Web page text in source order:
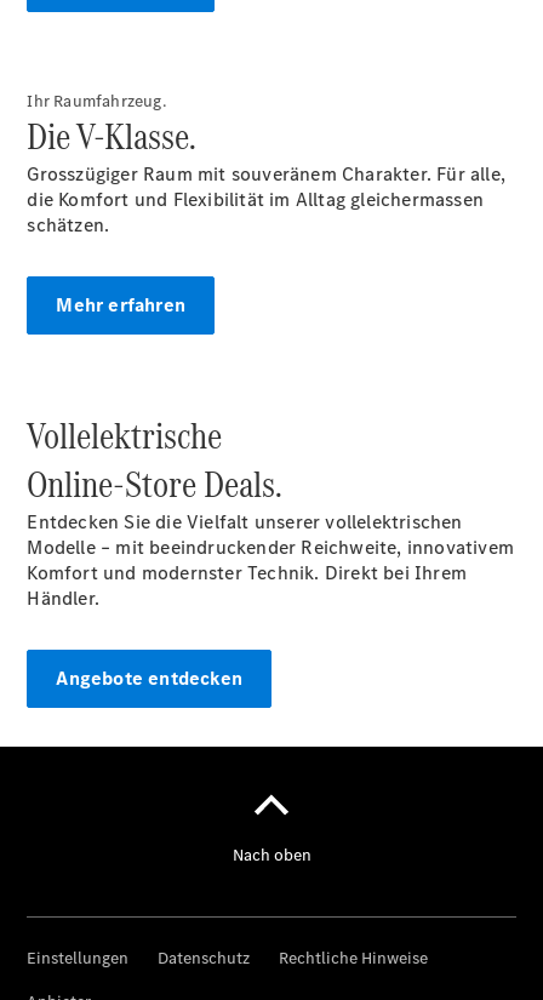
Anbieter/Datenschutz
Ihr Raumfahrzeug.
Die V-Klasse.
Grosszügiger Raum mit souveränem Charakter. Für alle,
die Komfort und Flexibilität im Alltag gleichermassen
schätzen.
Mehr erfahren
Vollelektrische
Online-Store Deals.
Entdecken Sie die Vielfalt unserer vollelektrischen
Modelle – mit beeindruckender Reichweite, innovativem
Komfort und modernster Technik. Direkt bei Ihrem
Händler.
Angebote entdecken